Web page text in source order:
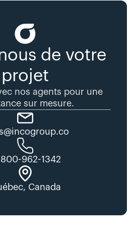
de votre
projet
nos agents pour une
sur mesure.
800-962-1342
Canada